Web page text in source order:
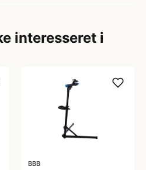
interesseret i
BBB